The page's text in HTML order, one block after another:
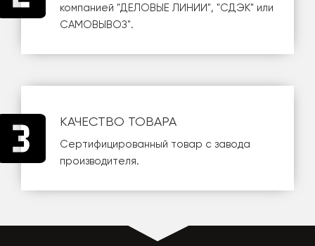
компанией "ДЕЛОВЫЕ ЛИНИИ", "СДЭК" или
САМОВЫВОЗ".
КАЧЕСТВО ТОВАРА
Сертифицированный товар с завода
производителя.